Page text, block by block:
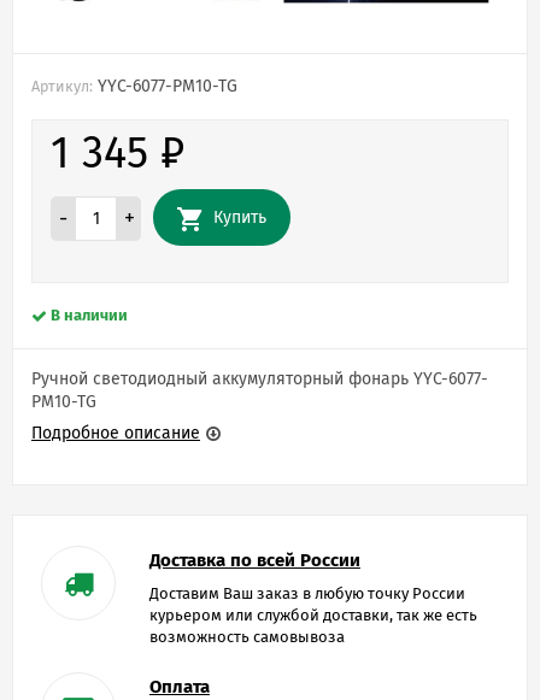
Артикул: YYC-6077-PM10-TG
1 345 ₽
- + Купить
В наличии
Ручной светодиодный аккумуляторный фонарь YYC-6077-
PM10-TG
Подробное описание
Доставка по всей России
Доставим Ваш заказ в любую точку России
курьером или службой доставки, так же есть
возможность самовывоза
Оплата